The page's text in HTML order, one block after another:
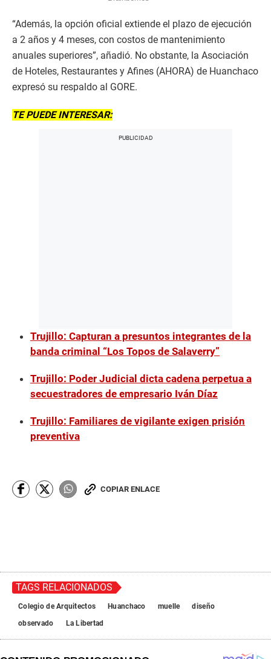
“Además, la opción oficial extiende el plazo de ejecución
a 2 años y 4 meses, con costos de mantenimiento
anuales superiores”, añadió. No obstante, la Asociación
de Hoteles, Restaurantes y Afines (AHORA) de Huanchaco
expresó su respaldo al GORE.
TE PUEDE INTERESAR:
Trujillo: Capturan a presuntos integrantes de la
banda criminal “Los Topos de Salaverry”
Trujillo: Poder Judicial dicta cadena perpetua a
secuestradores de empresario Iván Díaz
Trujillo: Familiares de vigilante exigen prisión
preventiva
COPIAR ENLACE
TAGS RELACIONADOS
Colegio de Arquitectos Huanchaco muelle
diseño
observado
La Libertad